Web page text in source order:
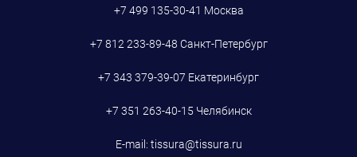
+7 499 135-30-41 Москва
+7 812 233-89-48 Санкт-Петербург
+7 343 379-39-07 Екатеринбург
+7 351 263-40-15 Челябинск
E-mail: tissura@tissura.ru